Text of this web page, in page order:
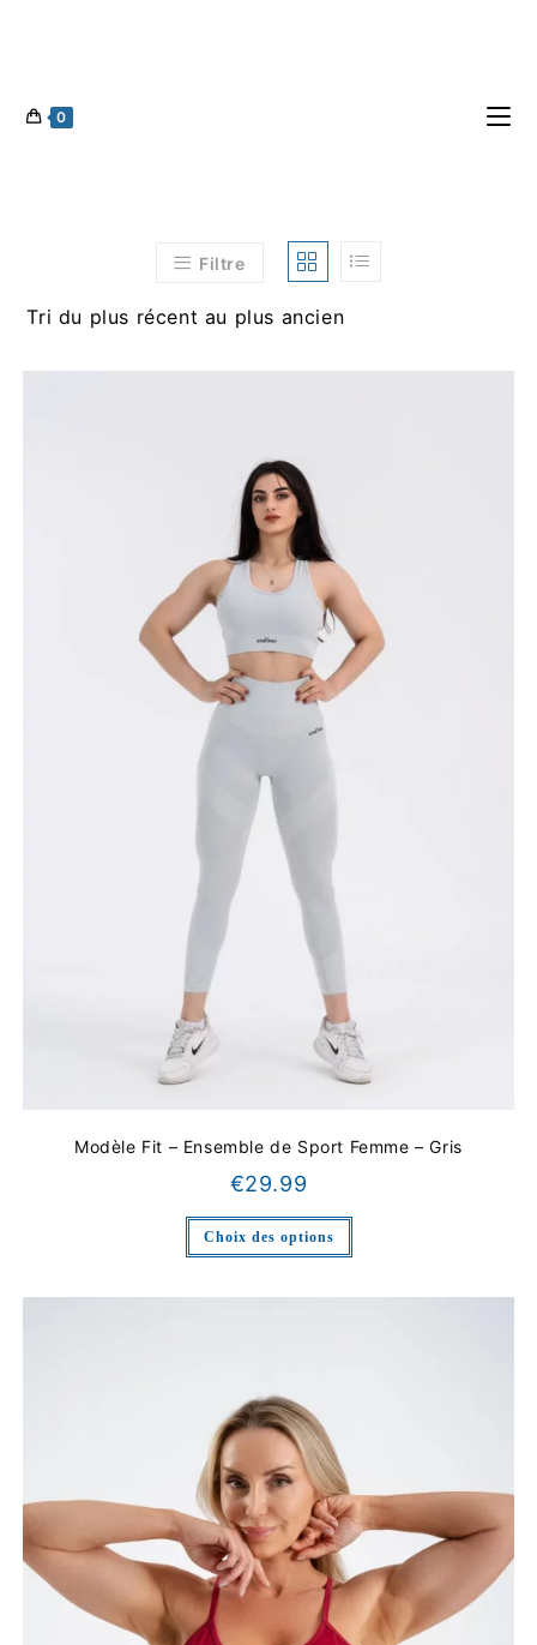
0
Filtre
Tri du plus récent au plus ancien
Modèle Fit – Ensemble de Sport Femme – Gris
€29.99
Choix des options